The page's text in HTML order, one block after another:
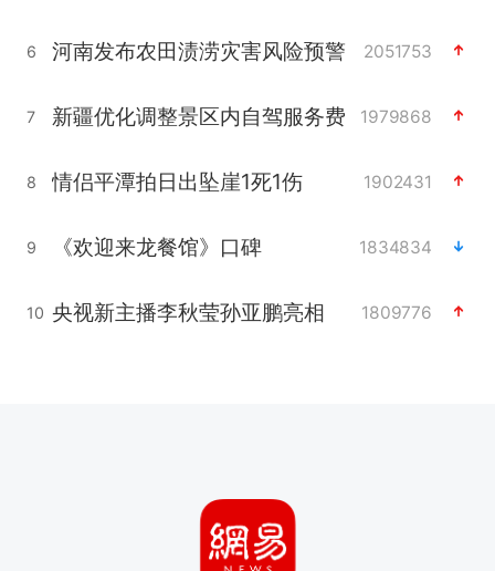
6 河南发布农田渍涝灾害风险预警 2051753
7 新疆优化调整景区内自驾服务费 1979868
8 情侣平潭拍日出坠崖1死1伤 1902431
9 《欢迎来龙餐馆》口碑 1834834
10 央视新主播李秋莹孙亚鹏亮相 1809776